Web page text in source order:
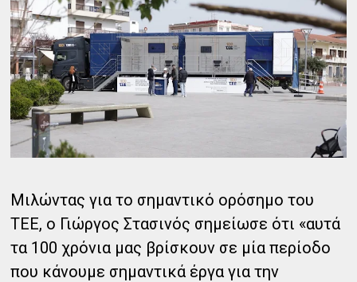
Μιλώντας για το σημαντικό ορόσημο του
ΤΕΕ, ο Γιώργος Στασινός σημείωσε ότι «αυτά
τα 100 χρόνια μας βρίσκουν σε μία περίοδο
που κάνουμε σημαντικά έργα για την